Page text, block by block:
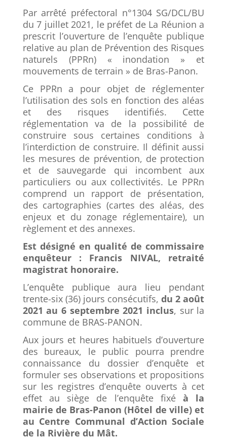
Par arrêté préfectoral n°1304 SG/DCL/BU
du 7 juillet 2021, le préfet de La Réunion a
prescrit l’ouverture de l’enquête publique
relative au plan de Prévention des Risques
naturels (PPRn) « inondation » et
mouvements de terrain » de Bras-Panon.
Ce PPRn a pour objet de réglementer
l’utilisation des sols en fonction des aléas
et des risques identifiés. Cette
réglementation va de la possibilité de
construire sous certaines conditions à
l’interdiction de construire. Il définit aussi
les mesures de prévention, de protection
et de sauvegarde qui incombent aux
particuliers ou aux collectivités. Le PPRn
comprend un rapport de présentation,
des cartographies (cartes des aléas, des
enjeux et du zonage réglementaire), un
règlement et des annexes.
Est désigné en qualité de commissaire
enquêteur : Francis NIVAL, retraité
magistrat honoraire.
L’enquête publique aura lieu pendant
trente-six (36) jours consécutifs,du 2 août
2021 au 6 septembre 2021 inclus, sur la
commune de BRAS-PANON.
Aux jours et heures habituels d’ouverture
des bureaux, le public pourra prendre
connaissance du dossier d’enquête et
formuler ses observations et propositions
sur les registres d’enquête ouverts à cet
effet au siège de l’enquête fixé à la
mairie de Bras-Panon (Hôtel de ville) et
au Centre Communal d’Action Sociale
de la Rivière du Mât.